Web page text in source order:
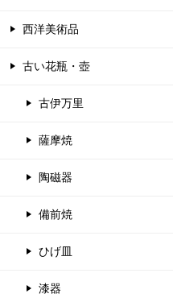
西洋美術品
古い花瓶・壺
古伊万里
薩摩焼
陶磁器
備前焼
ひげ皿
漆器